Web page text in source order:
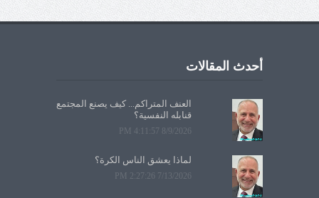
أحدث المقالات
العنف المتراكم... كيف يصنع المجتمع
قنابله النفسية؟
8/9/2026 4:11:57 PM
لماذا يعشق الناس الكرة؟
7/13/2026 2:27:26 PM